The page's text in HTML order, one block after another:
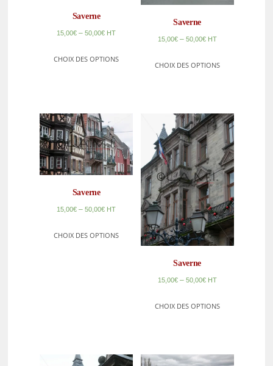
Saverne
15,00€ –50,00€ HT
CHOIX DES OPTIONS
Saverne
15,00€– 50,00€ HT
CHOIX DES OPTIONS
Saverne
15,00€ –50,00€ HT
CHOIX DES OPTIONS
Saverne
15,00€– 50,00€ HT
CHOIX DES OPTIONS